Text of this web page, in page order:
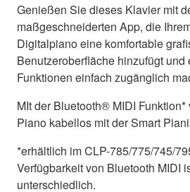
Genießen Sie dieses Klavier mit
maßgeschneiderten App, die
Digitalpiano eine komfortable
Benutzeroberfläche hinzufügt
Funktionen einfach zugänglich
MIt der Bluetooth® MIDI
Piano kabellos mit der Smart
*erhältlich im CLP-785/775/745/
Verfügbarkeit von Bluetooth MIDI
unterschiedlich.